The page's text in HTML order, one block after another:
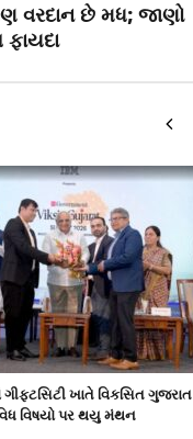
વરદાન છે મધ; જાણો
ગીફ્ટસિટી ખાતે વિકસિત ગુજરાત
વિષયો પર થયુ મંથન